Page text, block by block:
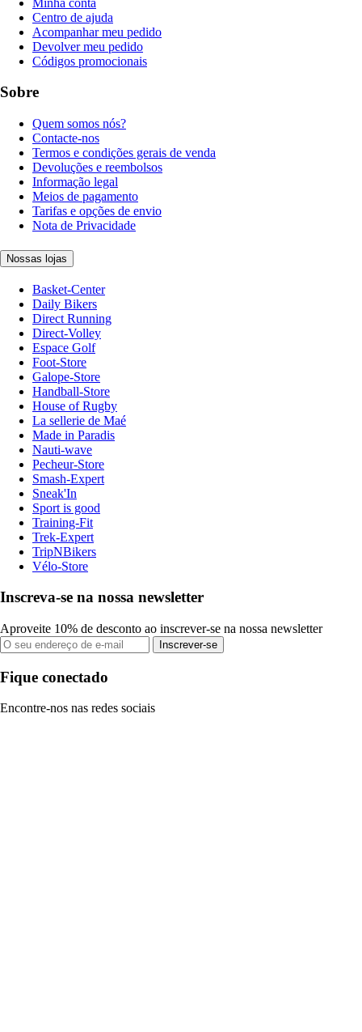
Centro de ajuda
Acompanhar meu pedido
Devolver meu pedido
Códigos promocionais
Sobre
Quem somos nós?
Contacte-nos
Termos e condições gerais de venda
Devoluções e reembolsos
Informação legal
Meios de pagamento
Tarifas e opções de envio
Nota de Privacidade
Nossas lojas
Basket-Center
Daily Bikers
Direct Running
Direct-Volley
Espace Golf
Foot-Store
Galope-Store
Handball-Store
House of Rugby
La sellerie de Maé
Made in Paradis
Nauti-wave
Pecheur-Store
Smash-Expert
Sneak'In
Sport is good
Training-Fit
Trek-Expert
TripNBikers
Vélo-Store
Inscreva-se na nossa newsletter
Aproveite 10% de desconto ao inscrever-se na nossa newsletter
Inscrever-se
Fique conectado
Encontre-nos nas redes sociais